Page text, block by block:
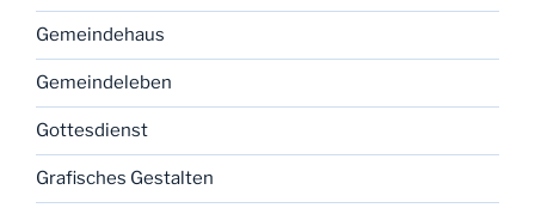
Gemeindehaus
Gemeindeleben
Gottesdienst
Grafisches Gestalten